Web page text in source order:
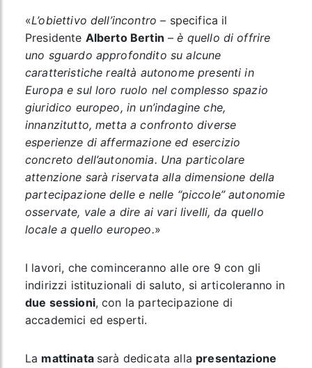
«L’obiettivo dell’incontro – specifica il
Presidente Alberto Bertin –è quello di offrire
uno sguardo approfondito su alcune
caratteristiche realtà autonome presenti in
Europa e sul loro ruolo nel complesso spazio
giuridico europeo, in un’indagine che,
innanzitutto, metta a confronto diverse
esperienze di affermazione ed esercizio
concreto dell’autonomia. Una particolare
attenzione sarà riservata alla dimensione della
partecipazione delle e nelle “piccole” autonomie
osservate, vale a dire ai vari livelli, da quello
locale a quello europeo.»
I lavori, che cominceranno alle ore 9 con gli
indirizzi istituzionali di saluto, si articoleranno in
due sessioni, con la partecipazione di
accademici ed esperti.
La mattinata sarà dedicata alla presentazione